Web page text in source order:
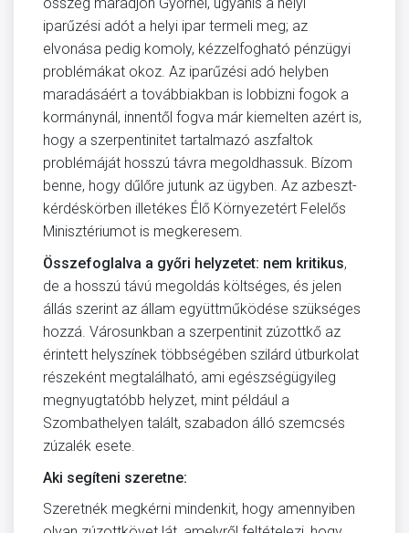
összeg maradjon Győrnél, ugyanis a helyi
iparűzési adót a helyi ipar termeli meg; az
elvonása pedig komoly, kézzelfogható pénzügyi
problémákat okoz. Az iparűzési adó helyben
maradásáért a továbbiakban is lobbizni fogok a
kormánynál, innentől fogva már kiemelten azért is,
hogy a szerpentinitet tartalmazó aszfaltok
problémáját hosszú távra megoldhassuk. Bízom
benne, hogy dűlőre jutunk az ügyben. Az azbeszt-
kérdéskörben illetékes Élő Környezetért Felelős
Minisztériumot is megkeresem.
Összefoglalva a győri helyzetet: nem kritikus,
de a hosszú távú megoldás költséges, és jelen
állás szerint az állam együttműködése szükséges
hozzá. Városunkban a szerpentinit zúzottkő az
érintett helyszínek többségében szilárd útburkolat
részeként megtalálható, ami egészségügyileg
megnyugtatóbb helyzet, mint például a
Szombathelyen talált, szabadon álló szemcsés
zúzalék esete.
Aki segíteni szeretne:
Szeretnék megkérni mindenkit, hogy amennyiben